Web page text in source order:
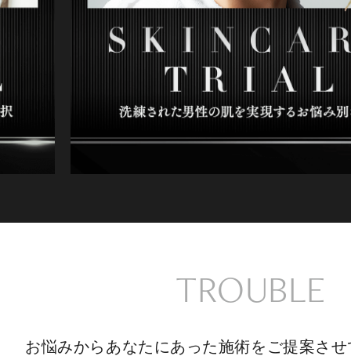
TROUBLE
お悩みからあなたにあった施術をご提案さ